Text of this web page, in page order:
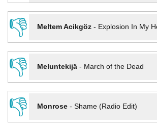
👎
Meltem Acikgöz- Explosion In My
👎
Meluntekijä- March of the Dead
👎
Monrose- Shame (Radio Edit)